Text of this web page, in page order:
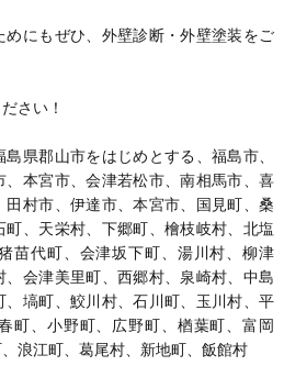
にもぜひ、外壁診断・外壁塗装をご
さい！
県郡山市をはじめとする、福島市、
、本宮市、会津若松市、南相馬市、喜
村市、伊達市、本宮市、国見町、桑
、天栄村、下郷町、檜枝岐村、北塩
苗代町、会津坂下町、湯川村、柳津
会津美里町、西郷村、泉崎村、中島
塙町、鮫川村、石川町、玉川村、平
町、小野町、広野町、楢葉町、富岡
浪江町、葛尾村、新地町、飯館村